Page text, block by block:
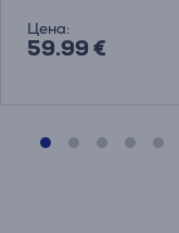
Цена:
59.99 €